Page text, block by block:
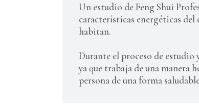
Un estudio de Feng Shui
características energéticas del
habitan.
Durante el proceso de
ya que trabaja de una manera
persona de una forma